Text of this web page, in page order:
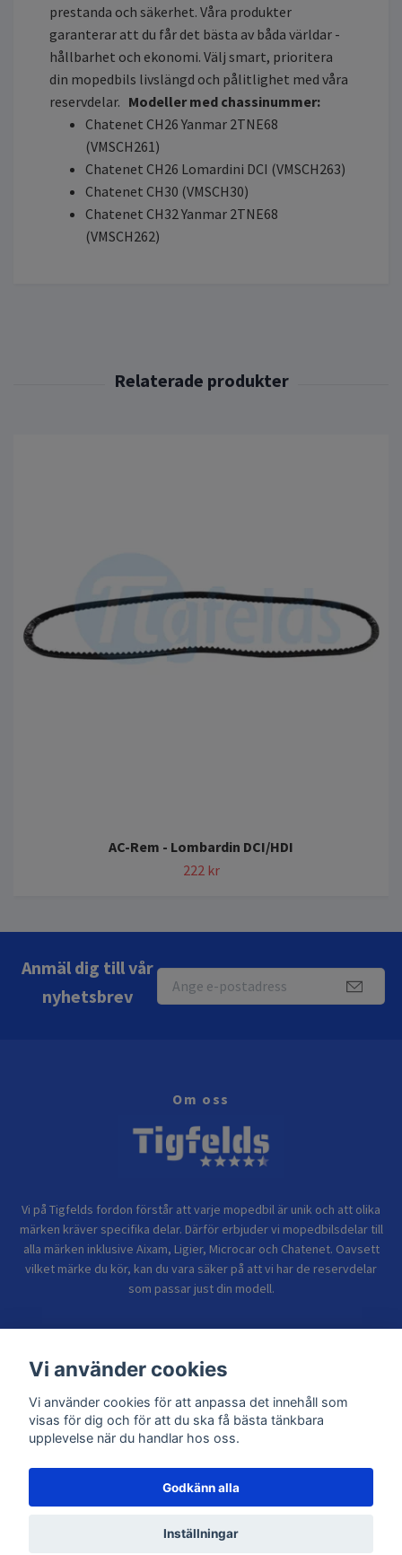
prestanda och säkerhet. Våra produkter
garanterar att du får det bästa av båda världar -
hållbarhet och ekonomi. Välj smart, prioritera
din mopedbils livslängd och pålitlighet med våra
reservdelar. Modeller med chassinummer:
Chatenet CH26 Yanmar 2TNE68
(VMSCH261)
Chatenet CH26 Lomardini DCI (VMSCH263)
Chatenet CH30 (VMSCH30)
Chatenet CH32 Yanmar 2TNE68
(VMSCH262)
AC-Rem - Lombardin DCI/HDI
222 kr
Anmäl dig till vår
nyhetsbrev
Om oss
Vi på Tigfelds fordon förstår att varje mopedbil är unik och att olika
märken kräver specifika delar. Därför erbjuder vi mopedbilsdelar till
alla märken inklusive Aixam, Ligier, Microcar och Chatenet. Oavsett
vilket märke du kör, kan du vara säker på att vi har de reservdelar
som passar just din modell.
Sidor
© 2026 TIGFELDS FORDON
Vi använder cookies
Vi använder cookies för att anpassa det innehåll som
visas för dig och för att du ska få bästa tänkbara
upplevelse när du handlar hos oss.
Godkänn alla
Inställningar